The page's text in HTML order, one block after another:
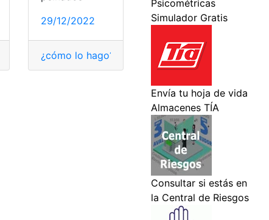
saber?,Novena, Novena de Navidad
29/12/2022
¿cómo lo hago? peinados